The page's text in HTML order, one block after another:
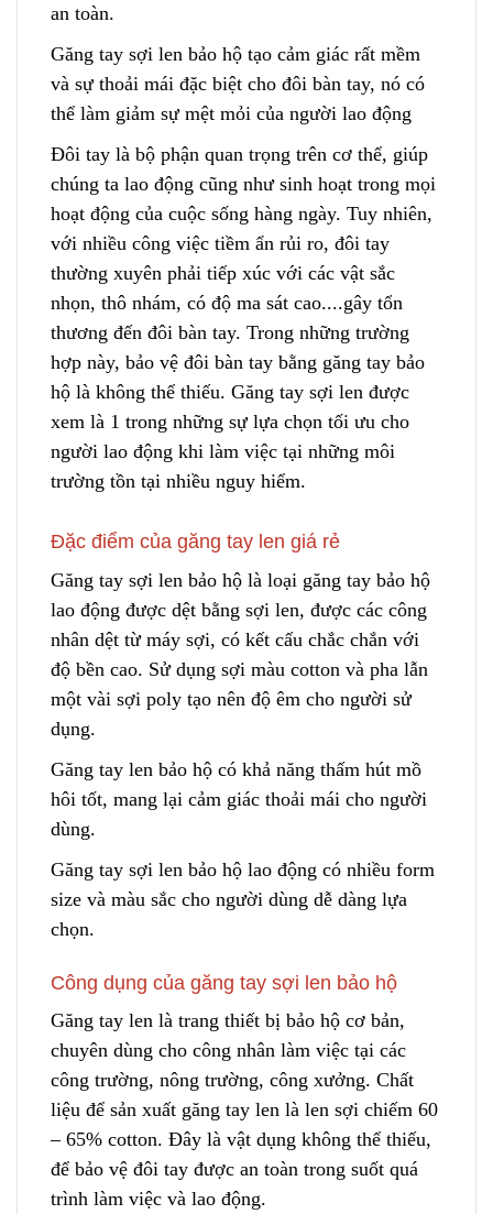
an toàn.
Găng tay sợi len bảo hộ tạo cảm giác rất mềm
và sự thoải mái đặc biệt cho đôi bàn tay, nó có
thể làm giảm sự mệt mỏi của người lao động
Đôi tay là bộ phận quan trọng trên cơ thể, giúp
chúng ta lao động cũng như sinh hoạt trong mọi
hoạt động của cuộc sống hàng ngày. Tuy nhiên,
với nhiều công việc tiềm ẩn rủi ro, đôi tay
thường xuyên phải tiếp xúc với các vật sắc
nhọn, thô nhám, có độ ma sát cao....gây tổn
thương đến đôi bàn tay. Trong những trường
hợp này, bảo vệ đôi bàn tay bằng găng tay bảo
hộ là không thể thiếu. Găng tay sợi len được
xem là 1 trong những sự lựa chọn tối ưu cho
người lao động khi làm việc tại những môi
trường tồn tại nhiều nguy hiểm.
Đặc điểm của găng tay len giá rẻ
Găng tay sợi len bảo hộ là loại găng tay bảo hộ
lao động được dệt bằng sợi len, được các công
nhân dệt từ máy sợi, có kết cấu chắc chắn với
độ bền cao. Sử dụng sợi màu cotton và pha lẫn
một vài sợi poly tạo nên độ êm cho người sử
dụng.
Găng tay len bảo hộ có khả năng thấm hút mồ
hôi tốt, mang lại cảm giác thoải mái cho người
dùng.
Găng tay sợi len bảo hộ lao động có nhiều form
size và màu sắc cho người dùng dễ dàng lựa
chọn.
Công dụng của găng tay sợi len bảo hộ
Găng tay len là trang thiết bị bảo hộ cơ bản,
chuyên dùng cho công nhân làm việc tại các
công trường, nông trường, công xưởng. Chất
liệu để sản xuất găng tay len là len sợi chiếm 60
– 65% cotton. Đây là vật dụng không thể thiếu,
để bảo vệ đôi tay được an toàn trong suốt quá
trình làm việc và lao động.